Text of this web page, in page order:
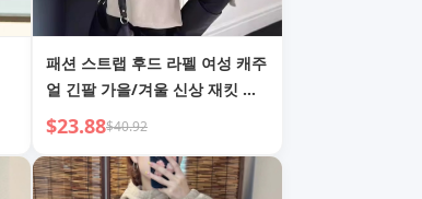
패션 스트랩 후드 라펠 여성 캐주
얼 긴팔 가을/겨울 신상 재킷 스
타일
$23.88$40.92